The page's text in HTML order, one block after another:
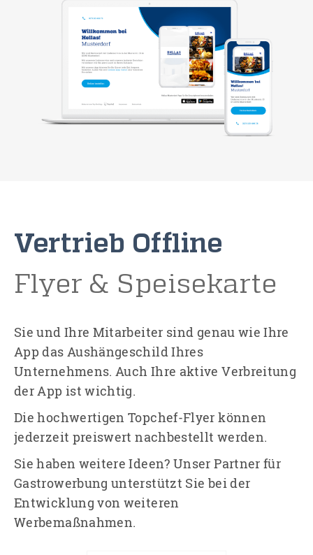
Vertrieb Offline
Flyer & Speisekarte
Sie und Ihre Mitarbeiter sind genau wie Ihre
App das Aushängeschild Ihres
Unternehmens. Auch Ihre aktive Verbreitung
der App ist wichtig.
Die hochwertigen Topchef-Flyer können
jederzeit preiswert nachbestellt werden.
Sie haben weitere Ideen? Unser Partner für
Gastrowerbung unterstützt Sie bei der
Entwicklung von weiteren
Werbemaßnahmen.